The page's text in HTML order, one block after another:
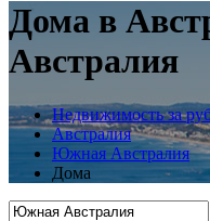
Дома в
Австралия
Недвижимость за
Австралия
Южная Австралия
Дома